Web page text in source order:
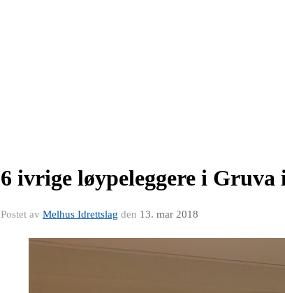
6 ivrige løypeleggere i Gruva
Postet av Melhus Idrettslag den 13. mar 2018